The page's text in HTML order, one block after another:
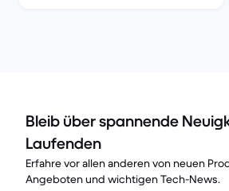
Bleib über spannende
Laufenden
Erfahre vor allen anderen von neuen
Angeboten und wichtigen Tech-News.